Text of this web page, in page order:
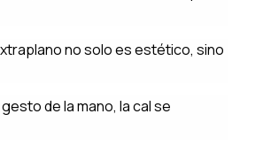
no solo es estético, sino
de la mano, la cal se